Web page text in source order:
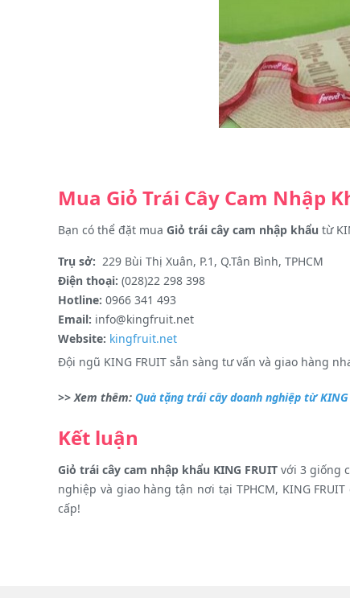
Mua Giỏ Trái Cây Cam Nhập
Bạn có thể đặt mua Giỏ trái cây cam nhập khẩu từ
Trụ sở: 229 Bùi Thị Xuân, P.1, Q.Tân Bình, TPHCM
Điện thoại: (028)22 298 398
Hotline: 0966 341 493
Email: info@kingfruit.net
Website: kingfruit.net
Đội ngũ KING FRUIT sẵn sàng tư vấn và giao hàng
>> Xem thêm: Quà tặng trái cây doanh nghiệp từ KING
Kết luận
Giỏ trái cây cam nhập khẩu KING FRUIT với 3 giống
nghiệp và giao hàng tận nơi tại TPHCM, KING
cấp!